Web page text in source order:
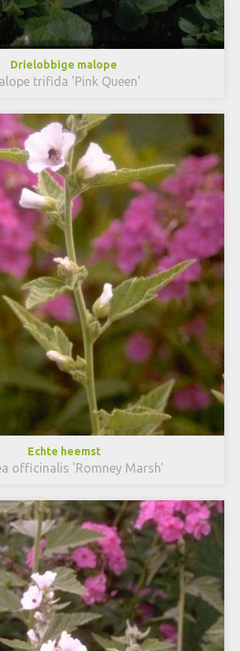
Drielobbige malope
trifida 'Pink Queen'
Echte heemst
officinalis 'Romney Marsh'